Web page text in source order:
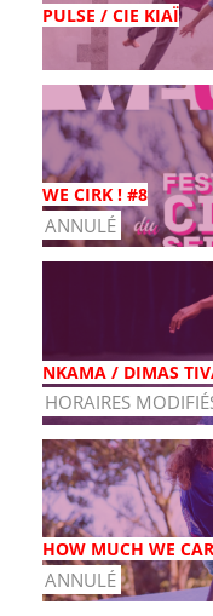
PULSE / CIE KIAÏ
WE CIRK ! #8
ANNULÉ
NKAMA / DIMAS
HORAIRES
HOW MUCH WE
ANNULÉ